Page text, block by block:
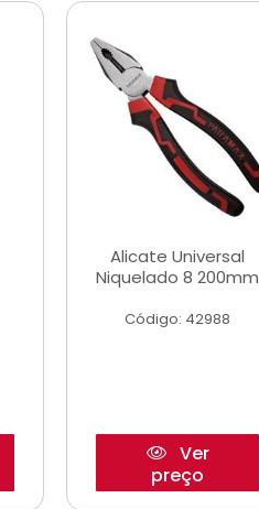
Alicate Universal
Niquelado 8 200mm
Código: 42988
Ver
preço